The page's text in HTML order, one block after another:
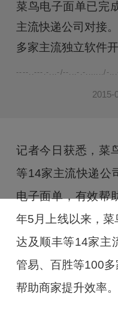
菜鸟电子面单已完
主流快递公司对接
多家主流独立软件
----..---.-...-/--...-.-......./-
2015-
记者今日获悉，菜
等14家主流快递公
电子面单，有效帮
年5 月上线以来，
达及顺丰等14家主
管易、百胜等100多
帮助商家提升效率。